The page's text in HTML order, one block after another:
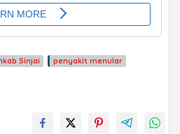
Sinjai penyakit menular